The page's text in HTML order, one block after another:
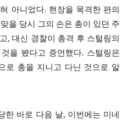
아니었다. 현장을 목격한 편의
을 당시 그의 손은 총이 있던 주
, 대신 경찰이 총격 후 스털링의
을 봤다고 증언했다. 스털링은
로 총을 지니고 다닌 것으로 알
한 바로 다음 날, 이번에는 미네